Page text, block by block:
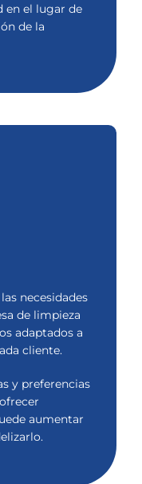
en el lugar de
de la
necesidades
de limpieza
adaptados a
cliente.
y preferencias
aumentar